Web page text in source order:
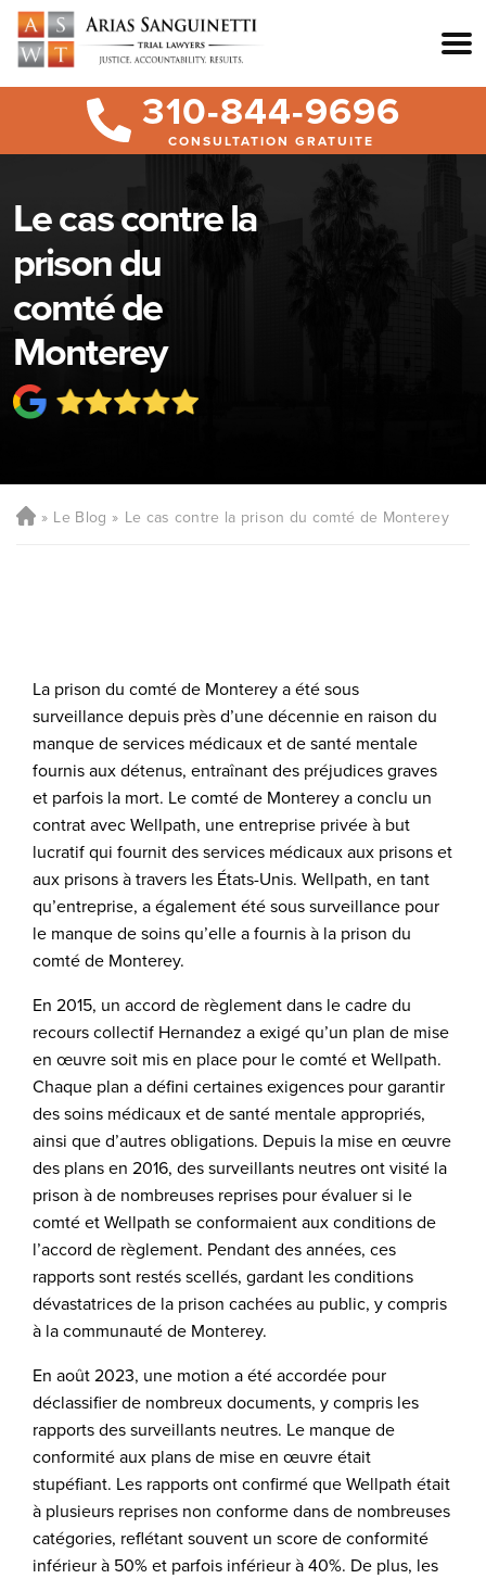
310-844-9696
CONSULTATION GRATUITE
Le cas contre la
prison du
comté de
Monterey
Le Blog Le cas contre la prison du comté de Monterey
La prison du comté de Monterey a été sous
surveillance depuis près d’une décennie en raison du
manque de services médicaux et de santé mentale
fournis aux détenus, entraînant des préjudices graves
et parfois la mort. Le comté de Monterey a conclu un
contrat avec Wellpath, une entreprise privée à but
lucratif qui fournit des services médicaux aux prisons et
aux prisons à travers les États-Unis. Wellpath, en tant
qu’entreprise, a également été sous surveillance pour
le manque de soins qu’elle a fournis à la prison du
comté de Monterey.
En 2015, un accord de règlement dans le cadre du
recours collectif Hernandez a exigé qu’un plan de mise
en œuvre soit mis en place pour le comté et Wellpath.
Chaque plan a défini certaines exigences pour garantir
des soins médicaux et de santé mentale appropriés,
ainsi que d’autres obligations. Depuis la mise en œuvre
des plans en 2016, des surveillants neutres ont visité la
prison à de nombreuses reprises pour évaluer si le
comté et Wellpath se conformaient aux conditions de
l’accord de règlement. Pendant des années, ces
rapports sont restés scellés, gardant les conditions
dévastatrices de la prison cachées au public, y compris
à la communauté de Monterey.
En août 2023, une motion a été accordée pour
déclassifier de nombreux documents, y compris les
rapports des surveillants neutres. Le manque de
conformité aux plans de mise en œuvre était
stupéfiant. Les rapports ont confirmé que Wellpath était
à plusieurs reprises non conforme dans de nombreuses
catégories, reflétant souvent un score de conformité
inférieur à 50% et parfois inférieur à 40%. De plus, les